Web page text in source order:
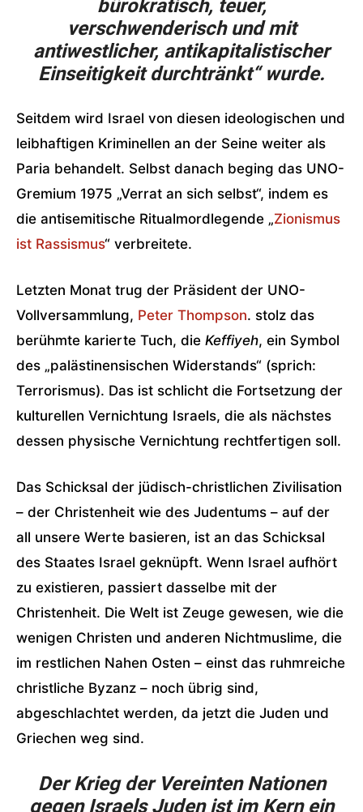
bürokratisch, teuer,
verschwenderisch und mit
antiwestlicher, antikapitalistischer
Einseitigkeit durchtränkt“ wurde.
Seitdem wird Israel von diesen ideologischen und
leibhaftigen Kriminellen an der Seine weiter als
Paria behandelt. Selbst danach beging das UNO-
Gremium 1975 „Verrat an sich selbst“, indem es
die antisemitische Ritualmordlegende „Zionismus
ist Rassismus“ verbreitete.
Letzten Monat trug der Präsident der UNO-
Vollversammlung, Peter Thompson. stolz das
berühmte karierte Tuch, die Keffiyeh, ein Symbol
des „palästinensischen Widerstands“ (sprich:
Terrorismus). Das ist schlicht die Fortsetzung der
kulturellen Vernichtung Israels, die als nächstes
dessen physische Vernichtung rechtfertigen soll.
Das Schicksal der jüdisch-christlichen Zivilisation
– der Christenheit wie des Judentums – auf der
all unsere Werte basieren, ist an das Schicksal
des Staates Israel geknüpft. Wenn Israel aufhört
zu existieren, passiert dasselbe mit der
Christenheit. Die Welt ist Zeuge gewesen, wie die
wenigen Christen und anderen Nichtmuslime, die
im restlichen Nahen Osten – einst das ruhmreiche
christliche Byzanz – noch übrig sind,
abgeschlachtet werden, da jetzt die Juden und
Griechen weg sind.
Der Krieg der Vereinten Nationen
gegen Israels Juden ist im Kern ein